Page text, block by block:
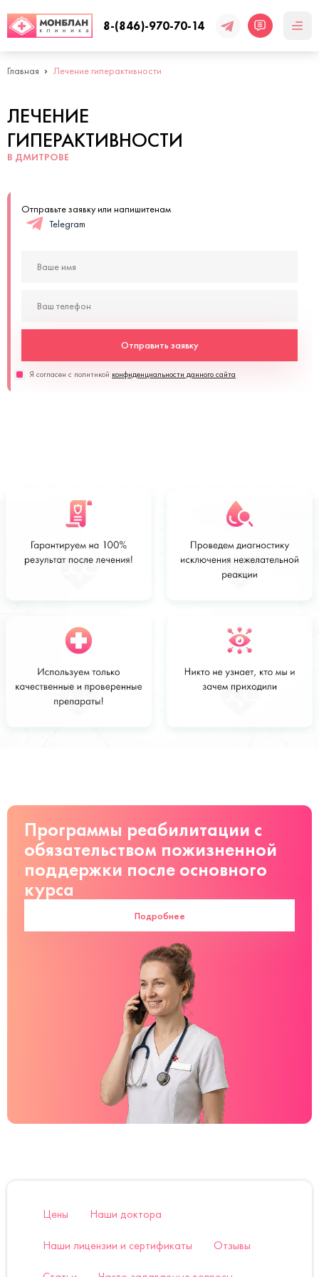
8-(846)-970-70-14
Главная Лечение гиперактивности
ЛЕЧЕНИЕ
ГИПЕРАКТИВНОСТИ
В ДМИТРОВЕ
Отправьте заявку или напишитенам
Telegram
Отправить заявку
Я согласен с политикой конфиденциальности данного сайта
Стоимость
от 3000 руб
Заказать
Программы реабилитации с
обязательством пожизненной
поддержки после основного
курса
Подробнее
Цены Наши доктора
Наши лицензии и сертификаты Отзывы